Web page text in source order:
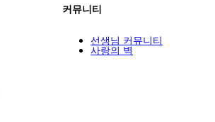
커뮤니티
선생님 커뮤니티
사랑의 벽